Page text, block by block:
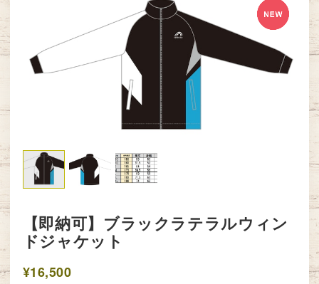
【即納可】ブラックラテラルウィン
ドジャケット
¥16,500